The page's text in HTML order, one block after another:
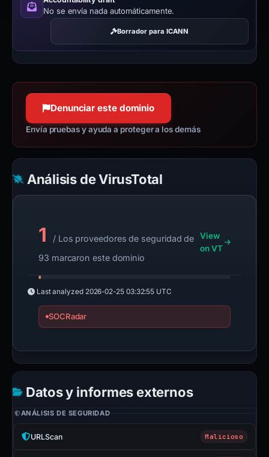
No se envía nada automáticamente.
Borrador para ICANN
Denunciar este dominio
Envía pruebas y ayuda a proteger a los demás
Análisis de VirusTotal
1
/ Los proveedores de seguridad de
93 marcaron este dominio
View
on VT
Last analyzed 2026-02-25 03:32:55 UTC
SOCRadar
Datos y informes externos
ANÁLISIS DE SEGURIDAD
URLScan Malicioso